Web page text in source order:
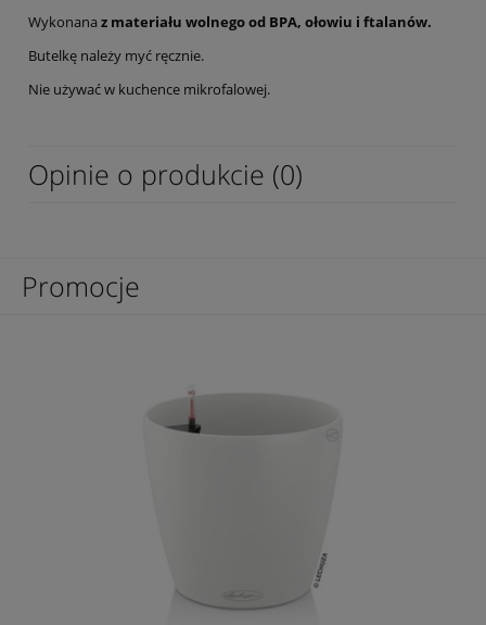
Wykonana z materiału wolnego od BPA, ołowiu i ftalanów.
Butelkę należy myć ręcznie.
Nie używać w kuchence mikrofalowej.
Opinie o produkcie (0)
Promocje